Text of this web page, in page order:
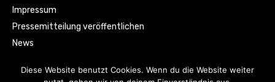
Impressum
Pressemitteilung veröffentlichen
News
Diese Website benutzt Cookies. Wenn du die Website weiter